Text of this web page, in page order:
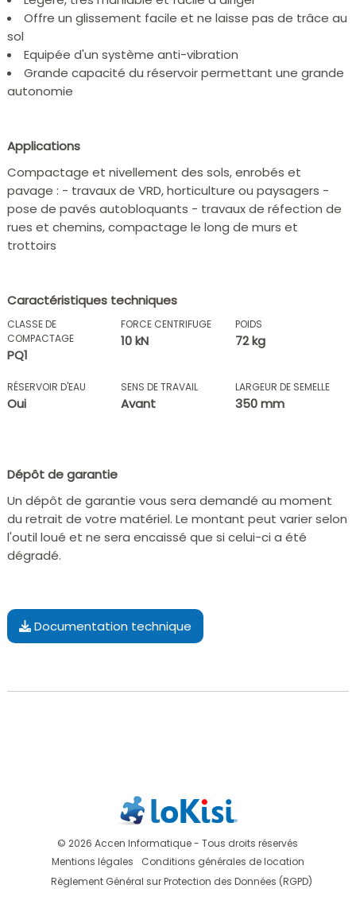
Offre un glissement facile et ne laisse pas de trâce au
sol
Equipée d'un système anti-vibration
Grande capacité du réservoir permettant une grande
autonomie
Applications
Compactage et nivellement des sols, enrobés et
pavage : - travaux de VRD, horticulture ou paysagers -
pose de pavés autobloquants - travaux de réfection de
rues et chemins, compactage le long de murs et
trottoirs
Caractéristiques techniques
CLASSE DE
COMPACTAGE
PQ1
FORCE CENTRIFUGE
10 kN
POIDS
72 kg
RÉSERVOIR D'EAU
Oui
SENS DE TRAVAIL
Avant
LARGEUR DE SEMELLE
350 mm
Dépôt de garantie
Un dépôt de garantie vous sera demandé au moment
du retrait de votre matériel. Le montant peut varier selon
l'outil loué et ne sera encaissé que si celui-ci a été
dégradé.
Documentation technique
© 2026 Accen Informatique - Tous droits réservés
Mentions légales
Conditions générales de location
Règlement Général sur Protection des Données (RGPD)